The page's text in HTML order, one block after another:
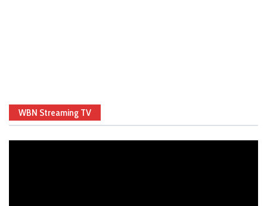
WBN Streaming TV